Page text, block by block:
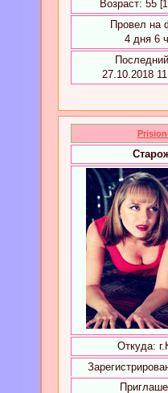
Возраст: 55
Провел на
4 дня 6
27.10.2018
Откуда: